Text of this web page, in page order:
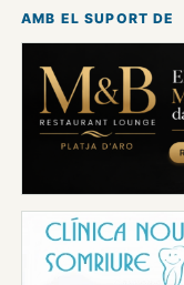
AMB EL SUPORT DE